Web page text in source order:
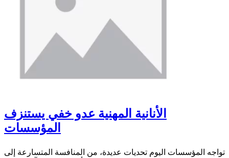
الأنانية المهنية عدو خفي يستنزف
المؤسسات
تواجه المؤسسات اليوم تحديات عديدة، من المنافسة المتسارعة إلى